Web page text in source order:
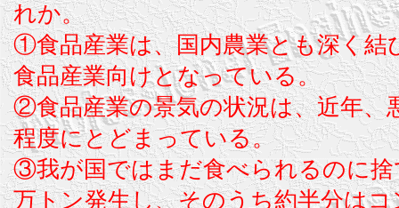
れか。
①食品産業は、国内農業とも深く結
食品産業向けとなっている。
②食品産業の景気の状況は、近年、
程度にとどまっている。
③我が国ではまだ食べられるのに
万トン発生し、そのうち約半分は